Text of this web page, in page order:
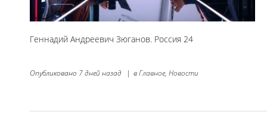
Геннадий Андреевич Зюганов. Россия 24
Опубликовано 7 дней назад | вГлавное, Новости